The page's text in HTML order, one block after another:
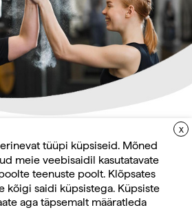
KÜSIMUSED
varuõhunupp.
X
tüüpi küpsiseid. Mõned
meie veebisaidil kasutatavate
teenuste poolt. Klõpsates
kõigi saidi küpsistega. Küpsiste
aga täpsemalt määratleda
saate jooksvat teavet ja
küsimuste kohta
oma esimeselt veebipoe